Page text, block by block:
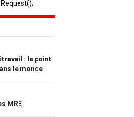
: le point
le monde
MRE